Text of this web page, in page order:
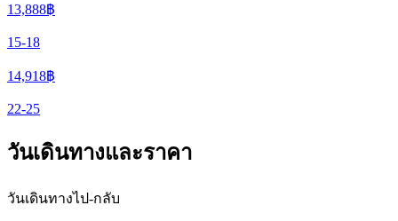
13,888฿
15-18
14,918฿
22-25
วันเดินทางและราคา
วันเดินทางไป-กลับ